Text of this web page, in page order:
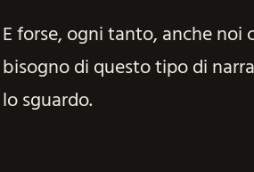
E forse, ogni tanto, anche noi
bisogno di questo tipo di
lo sguardo.